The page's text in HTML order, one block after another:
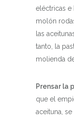
eléctricas e
molón
las
tanto, la
molienda
Prensar la
que el
aceituna,